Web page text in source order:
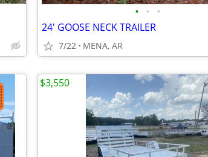
• • •
24' GOOSE NECK TRAILER
7/22 MENA, AR
$3,550